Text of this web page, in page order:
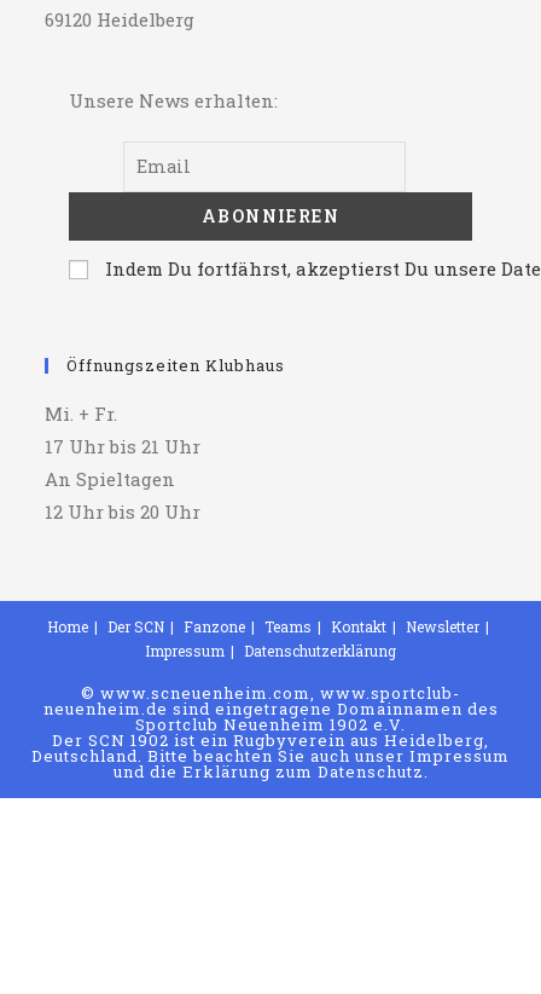
69120 Heidelberg
Unsere News erhalten:
Indem Du fortfährst, akzeptierst Du unsere
Öffnungszeiten Klubhaus
Mi. + Fr.
17 Uhr bis 21 Uhr
An Spieltagen
12 Uhr bis 20 Uhr
Home Der SCN Fanzone Teams Kontakt
Newsletter
Impressum
Datenschutzerklärung
© www.scneuenheim.com, www.sportclub-
neuenheim.de sind eingetragene Domainnamen des
Sportclub Neuenheim 1902 e.V.
Der SCN 1902 ist ein Rugbyverein aus Heidelberg,
Deutschland. Bitte beachten Sie auch unser Impressum
und die Erklärung zum Datenschutz.